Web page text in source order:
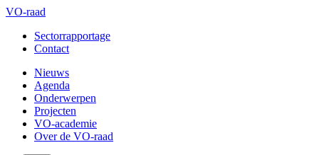
VO-raad
Sectorrapportage
Contact
Nieuws
Agenda
Onderwerpen
Projecten
VO-academie
Over de VO-raad